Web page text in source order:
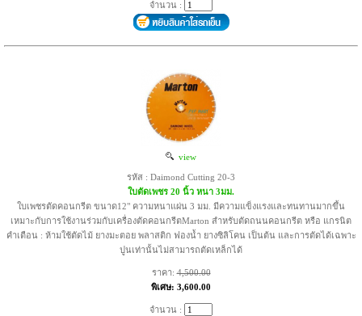
จำนวน :
view
รหัส : Daimond Cutting 20-3
ใบตัดเพชร 20 นิ้ว หนา 3มม.
ใบเพชรตัดคอนกรีต ขนาด12" ความหนาแผ่น 3 มม. มีความแข็งแรงและทนทานมากขึ้น
เหมาะกับการใช้งานร่วมกับเครื่องตัดคอนกรีตMarton สำหรับตัดถนนคอนกรีต หรือ แกรนิต
คำเตือน : ห้ามใช้ตัดไม้ ยางมะตอย พลาสติก ฟองน้ำ ยางซิลิโคน เป็นต้น และการตัดได้เฉพาะ
ปูนเท่านั้นไม่สามารถตัดเหล็กได้
ราคา:4,500.00
พิเศษ: 3,600.00
จำนวน :